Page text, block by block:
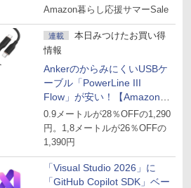
Air」256GB版が139,800円な
Amazon暮らし応援サマーSale
連載
本日みつけたお買い得
情報
AnkerのからみにくいUSBケ
ーブル「PowerLine III
Flow」が安い！【Amazon暮
らし応援サマーSale】
0.9メートルが28％OFFの1,290
円。1,8メートルが26％OFFの
1,390円
「Visual Studio 2026」に
「GitHub Copilot SDK」ベー